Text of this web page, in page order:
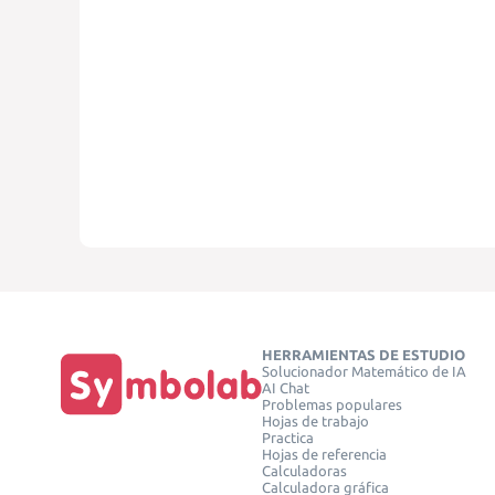
HERRAMIENTAS DE ESTUDIO
Solucionador Matemático de IA
AI Chat
Problemas populares
Hojas de trabajo
Practica
Hojas de referencia
Calculadoras
Calculadora gráfica